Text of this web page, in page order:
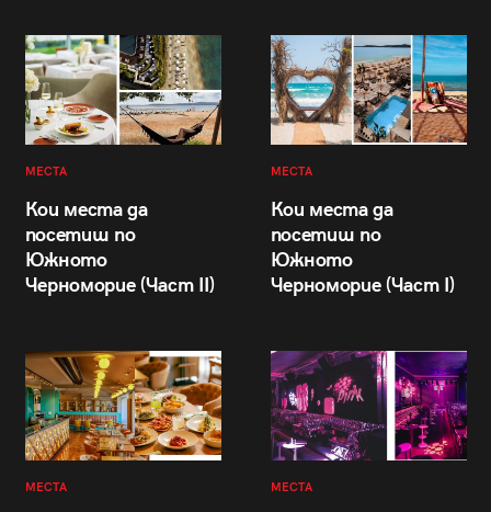
МЕСТА
Кои места да
посетиш по
Южното
Черноморие (Част II)
МЕСТА
Кои места да
посетиш по
Южното
Черноморие (Част I)
МЕСТА МЕСТА